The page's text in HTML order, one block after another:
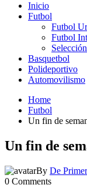
Inicio
Futbol
Futbol
Futbol
Basquetbol
Polideportivo
Automovilismo
Home
Futbol
Un fin de
Un fin de
By De
0 Comments